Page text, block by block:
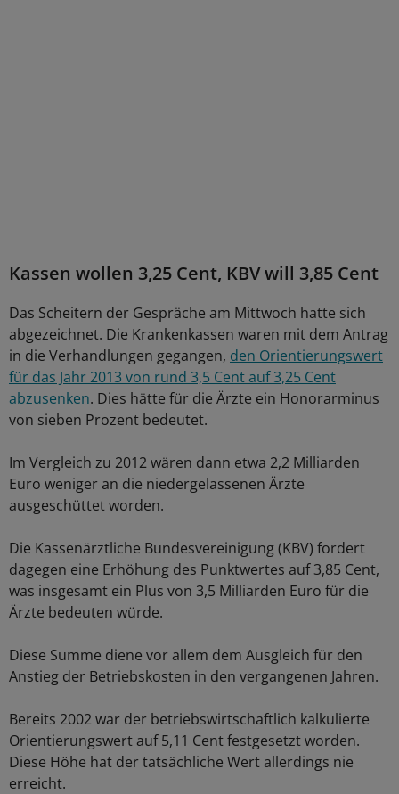
Kassen wollen 3,25 Cent, KBV will 3,85 Cent
Das Scheitern der Gespräche am Mittwoch hatte sich
abgezeichnet. Die Krankenkassen waren mit dem Antrag
in die Verhandlungen gegangen, den Orientierungswert
für das Jahr 2013 von rund 3,5 Cent auf 3,25 Cent
abzusenken. Dies hätte für die Ärzte ein Honorarminus
von sieben Prozent bedeutet.
Im Vergleich zu 2012 wären dann etwa 2,2 Milliarden
Euro weniger an die niedergelassenen Ärzte
ausgeschüttet worden.
Die Kassenärztliche Bundesvereinigung (KBV) fordert
dagegen eine Erhöhung des Punktwertes auf 3,85 Cent,
was insgesamt ein Plus von 3,5 Milliarden Euro für die
Ärzte bedeuten würde.
Diese Summe diene vor allem dem Ausgleich für den
Anstieg der Betriebskosten in den vergangenen Jahren.
Bereits 2002 war der betriebswirtschaftlich kalkulierte
Orientierungswert auf 5,11 Cent festgesetzt worden.
Diese Höhe hat der tatsächliche Wert allerdings nie
erreicht.